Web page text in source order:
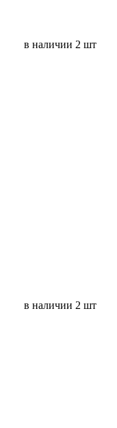
в наличии 2 шт
в наличии 2 шт